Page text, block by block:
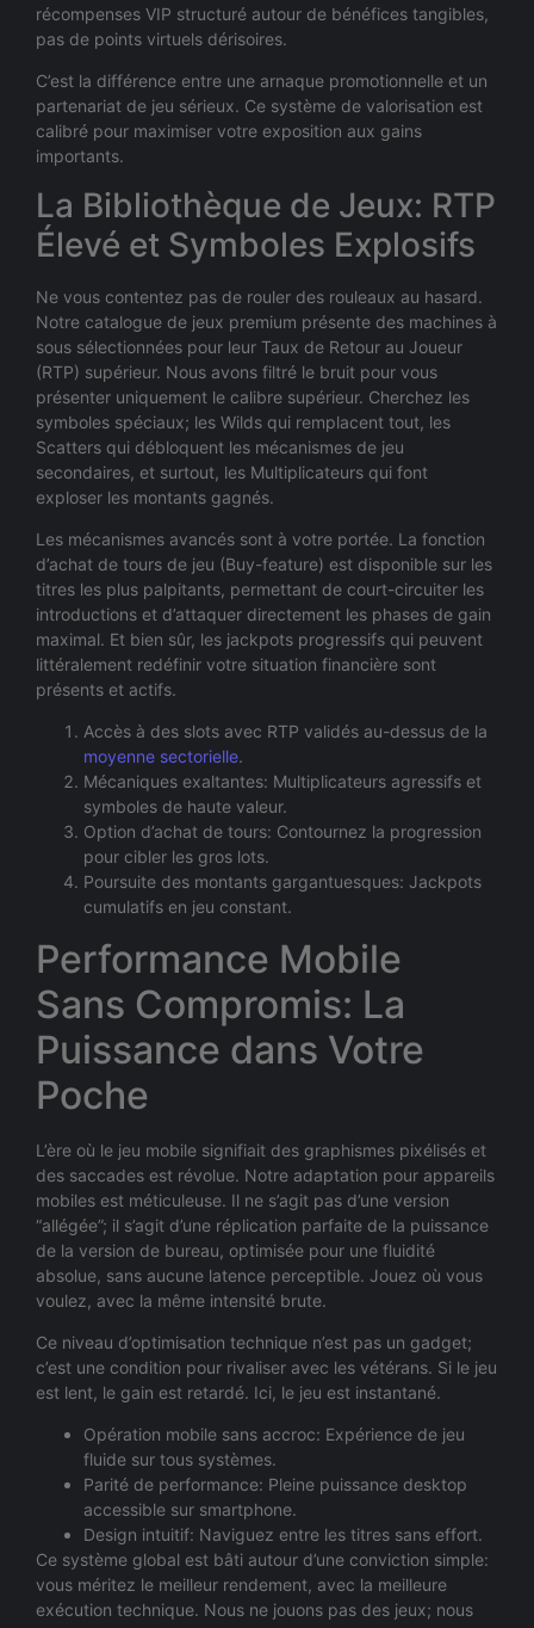
récompenses VIP structuré autour de bénéfices tangibles,
pas de points virtuels dérisoires.
C’est la différence entre une arnaque promotionnelle et un
partenariat de jeu sérieux. Ce système de valorisation est
calibré pour maximiser votre exposition aux gains
importants.
La Bibliothèque de Jeux: RTP
Élevé et Symboles Explosifs
Ne vous contentez pas de rouler des rouleaux au hasard.
Notre catalogue de jeux premium présente des machines à
sous sélectionnées pour leur Taux de Retour au Joueur
(RTP) supérieur. Nous avons filtré le bruit pour vous
présenter uniquement le calibre supérieur. Cherchez les
symboles spéciaux; les Wilds qui remplacent tout, les
Scatters qui débloquent les mécanismes de jeu
secondaires, et surtout, les Multiplicateurs qui font
exploser les montants gagnés.
Les mécanismes avancés sont à votre portée. La fonction
d’achat de tours de jeu (Buy-feature) est disponible sur les
titres les plus palpitants, permettant de court-circuiter les
introductions et d’attaquer directement les phases de gain
maximal. Et bien sûr, les jackpots progressifs qui peuvent
littéralement redéfinir votre situation financière sont
présents et actifs.
Accès à des slots avec RTP validés au-dessus de la
moyenne sectorielle.
Mécaniques exaltantes: Multiplicateurs agressifs et
symboles de haute valeur.
Option d’achat de tours: Contournez la progression
pour cibler les gros lots.
Poursuite des montants gargantuesques: Jackpots
cumulatifs en jeu constant.
Performance Mobile
Sans Compromis: La
Puissance dans Votre
Poche
L’ère où le jeu mobile signifiait des graphismes pixélisés et
des saccades est révolue. Notre adaptation pour appareils
mobiles est méticuleuse. Il ne s’agit pas d’une version
“allégée”; il s’agit d’une réplication parfaite de la puissance
de la version de bureau, optimisée pour une fluidité
absolue, sans aucune latence perceptible. Jouez où vous
voulez, avec la même intensité brute.
Ce niveau d’optimisation technique n’est pas un gadget;
c’est une condition pour rivaliser avec les vétérans. Si le jeu
est lent, le gain est retardé. Ici, le jeu est instantané.
Opération mobile sans accroc: Expérience de jeu
fluide sur tous systèmes.
Parité de performance: Pleine puissance desktop
accessible sur smartphone.
Design intuitif: Naviguez entre les titres sans effort.
Ce système global est bâti autour d’une conviction simple:
vous méritez le meilleur rendement, avec la meilleure
exécution technique. Nous ne jouons pas des jeux; nous